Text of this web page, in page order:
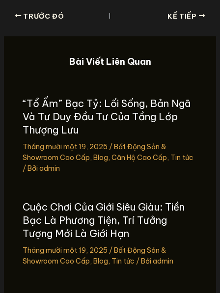
TRƯỚC ĐÓ KẾ TIẾP
Bài Viết Liên Quan
“Tổ Ấm” Bạc Tỷ: Lối Sống, Bản Ngã
Và Tư Duy Đầu Tư Của Tầng Lớp
Thượng Lưu
Tháng mười một 19, 2025 /Bất Động Sản &
Showroom Cao Cấp, Blog, Căn Hộ Cao Cấp, Tin tức
/ Bởi admin
Cuộc Chơi Của Giới Siêu Giàu: Tiền
Bạc Là Phương Tiện, Trí Tưởng
Tượng Mới Là Giới Hạn
Tháng mười một 19, 2025 /Bất Động Sản &
Showroom Cao Cấp, Blog, Tin tức / Bởi admin